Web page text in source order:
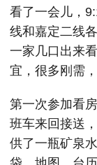
看了一会儿，
线和嘉定二线
一家几口出来
宜，很多刚需
第一次参加看
班车来回接送
供了一瓶矿泉